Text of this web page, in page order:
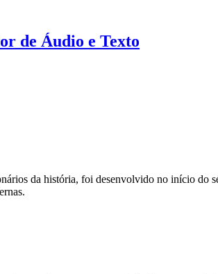
de Áudio e Texto
da história, foi desenvolvido no início do